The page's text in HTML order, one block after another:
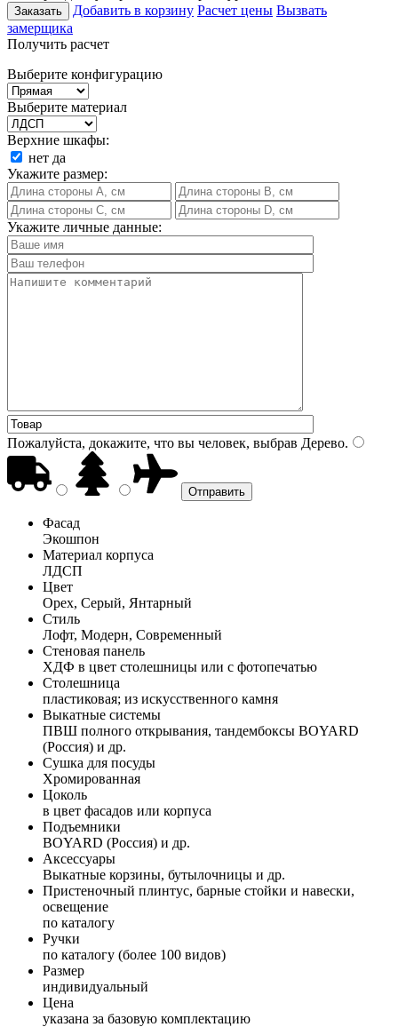
Заказать Добавить в корзину Расчет цены Вызвать
замерщика
Получить расчет
Выберите конфигурацию
Выберите материал
Верхние шкафы:
нет да
Укажите размер:
Укажите личные данные:
Пожалуйста, докажите, что вы человек, выбрав Дерево.
Фасад
Экошпон
Материал корпуса
ЛДСП
Цвет
Орех, Серый, Янтарный
Стиль
Лофт, Модерн, Современный
Стеновая панель
ХДФ в цвет столешницы или с фотопечатью
Столешница
пластиковая; из искусственного камня
Выкатные системы
ПВШ полного открывания, тандембоксы BOYARD
(Россия) и др.
Сушка для посуды
Хромированная
Цоколь
в цвет фасадов или корпуса
Подъемники
BOYARD (Россия) и др.
Аксессуары
Выкатные корзины, бутылочницы и др.
Пристеночный плинтус, барные стойки и навески,
освещение
по каталогу
Ручки
по каталогу (более 100 видов)
Размер
индивидуальный
Цена
указана за базовую комплектацию